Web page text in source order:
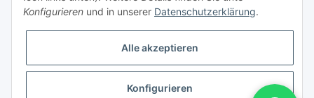
Vertrag widerrufen
Konfigurieren und in unserer Datenschutzerklärung.
Alle akzeptieren
Konfigurieren